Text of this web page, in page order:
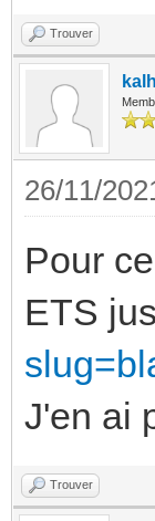
Trouver
26/11/
Pour
ETS
J'en ai
Trouver